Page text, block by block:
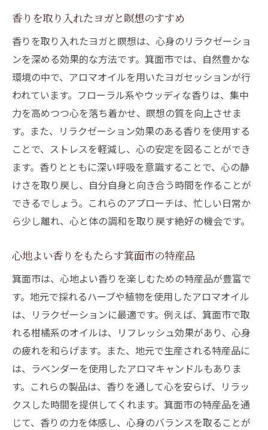
香りが心に与えるリラクゼーションの影響
香りとリラクゼーションの完璧な組み合わ
せ
香りで心ほどける箕面市のリラクゼーショ
ン体験
箕面市での香りを活かしたリラクゼーショ
ンイベント
香りがもたらすリラクゼーションの深さ
香りと共に感じる箕面市の魅力
香りを取り入れたヨガと瞑想のすすめ
香りを取り入れたヨガと瞑想は、心身のリラクゼーショ
ンを深める効果的な方法です。箕面市では、自然豊かな
環境の中で、アロマオイルを用いたヨガセッションが行
われています。フローラル系やウッディな香りは、集中
力を高めつつ心を落ち着かせ、瞑想の質を向上させま
す。また、リラクゼーション効果のある香りを使用する
ことで、ストレスを軽減し、心の安定を図ることができ
ます。香りとともに深い呼吸を意識することで、心の静
けさを取り戻し、自分自身と向き合う時間を作ることが
できるでしょう。これらのアプローチは、忙しい日常か
ら少し離れ、心と体の調和を取り戻す絶好の機会です。
心地よい香りをもたらす箕面市の特産品
箕面市は、心地よい香りを楽しむための特産品が豊富で
す。地元で採れるハーブや植物を使用したアロマオイル
は、リラクゼーションに最適です。例えば、箕面市で取
れる柑橘系のオイルは、リフレッシュ効果があり、心身
の疲れを和らげます。また、地元で生産される特産品に
は、ラベンダーを使用したアロマキャンドルもありま
す。これらの製品は、香りを通して心を安らげ、リラッ
クスした時間を提供してくれます。箕面市の特産品を通
じて、香りの力を体感し、心身のバランスを取ることが